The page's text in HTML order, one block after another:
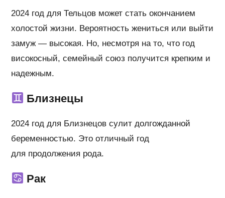
2024 год для Тельцов может стать окончанием
холостой жизни. Вероятность жениться или выйти
замуж — высокая. Но, несмотря на то, что год
високосный, семейный союз получится крепким и
надежным.
Близнецы
2024 год для Близнецов сулит долгожданной
беременностью. Это отличный год
для продолжения рода.
Рак